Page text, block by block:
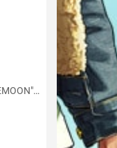
GTA RP : ? OUVERTURE DU SERVEUR RP "FIVEMOON"  ACCÈS LIBRE ?